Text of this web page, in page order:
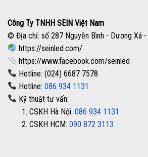
Công Ty TNHH SEIN Việt Nam
© Địa chỉ: số 287 Nguyễn Bình - Dương Xá -
https://seinled.com/
https://www.facebook.com/seinled
Hotline: (024) 6687 7578
Hotline:086 934 1131
Kỹ thuật tư vấn:
1. CSKH Hà Nội: 086 934 1131
2. CSKH HCM: 090 872 3113